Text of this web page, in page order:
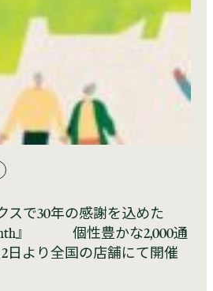
スで30年の感謝を込めた
Month』 個性豊かな2,000通
日より全国の店舗にて開催